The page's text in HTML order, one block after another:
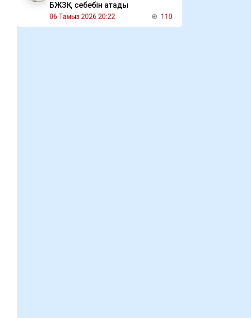
БЖЗҚ себебін атады
06 Тамыз 2026 20:22 110